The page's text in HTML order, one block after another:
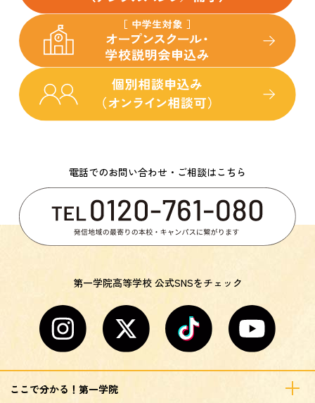
電話でのお問い合わせ・ご相談はこちら
第一学院高等学校 公式SNSをチェック
ここで分かる！第一学院